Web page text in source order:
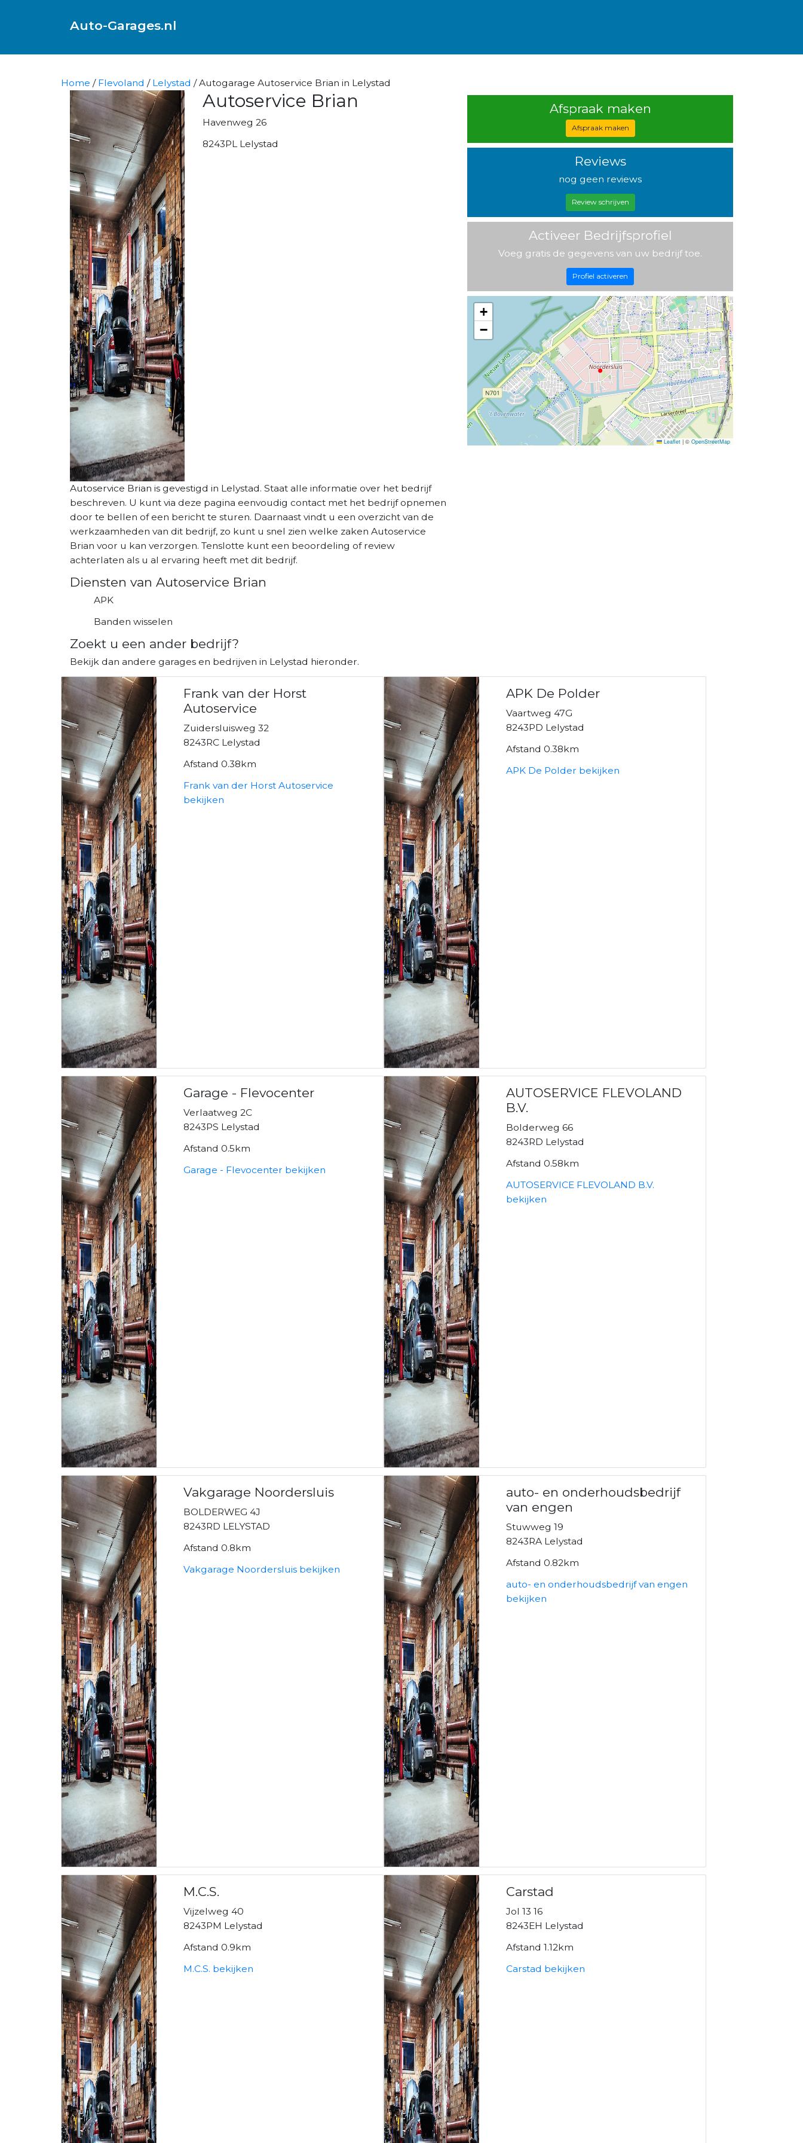
Auto-Garages.nl
Home / Flevoland / Lelystad / Autogarage Autoservice Brian in Lelystad
Autoservice Brian
Havenweg 26
8243PL Lelystad
Autoservice Brian is gevestigd in Lelystad. Staat alle informatie over het bedrijf
beschreven. U kunt via deze pagina eenvoudig contact met het bedrijf opnemen
door te bellen of een bericht te sturen. Daarnaast vindt u een overzicht van de
werkzaamheden van dit bedrijf, zo kunt u snel zien welke zaken Autoservice
Brian voor u kan verzorgen. Tenslotte kunt een beoordeling of review
achterlaten als u al ervaring heeft met dit bedrijf.
Diensten van Autoservice Brian
APK
Banden wisselen
Afspraak maken
Afspraak maken
Reviews
nog geen reviews
Review schrijven
Activeer Bedrijfsprofiel
Voeg gratis de gegevens van uw bedrijf toe.
Profiel activeren
+
−
Leaflet | © OpenStreetMap
Zoekt u een ander bedrijf?
Bekijk dan andere garages en bedrijven in Lelystad hieronder.
Frank van der Horst
Autoservice
Zuidersluisweg 32
8243RC Lelystad
Afstand 0.38km
Frank van der Horst Autoservice
bekijken
APK De Polder
Vaartweg 47G
8243PD Lelystad
Afstand 0.38km
APK De Polder bekijken
Garage - Flevocenter
Verlaatweg 2C
8243PS Lelystad
Afstand 0.5km
Garage - Flevocenter bekijken
AUTOSERVICE FLEVOLAND
B.V.
Bolderweg 66
8243RD Lelystad
Afstand 0.58km
AUTOSERVICE FLEVOLAND B.V.
bekijken
Vakgarage Noordersluis
BOLDERWEG 4J
8243RD LELYSTAD
Afstand 0.8km
Vakgarage Noordersluis bekijken
auto- en onderhoudsbedrijf
van engen
Stuwweg 19
8243RA Lelystad
Afstand 0.82km
auto- en onderhoudsbedrijf van engen
bekijken
M.C.S.
Vijzelweg 40
8243PM Lelystad
Afstand 0.9km
M.C.S. bekijken
Carstad
Jol 13 16
8243EH Lelystad
Afstand 1.12km
Carstad bekijken